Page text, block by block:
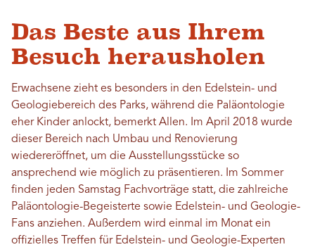
Das Beste aus Ihrem
Besuch herausholen
Erwachsene zieht es besonders in den Edelstein- und
Geologiebereich des Parks, während die Paläontologie
eher Kinder anlockt, bemerkt Allen. Im April 2018 wurde
dieser Bereich nach Umbau und Renovierung
wiedereröffnet, um die Ausstellungsstücke so
ansprechend wie möglich zu präsentieren. Im Sommer
finden jeden Samstag Fachvorträge statt, die zahlreiche
Paläontologie-Begeisterte sowie Edelstein- und Geologie-
Fans anziehen. Außerdem wird einmal im Monat ein
offizielles Treffen für Edelstein- und Geologie-Experten